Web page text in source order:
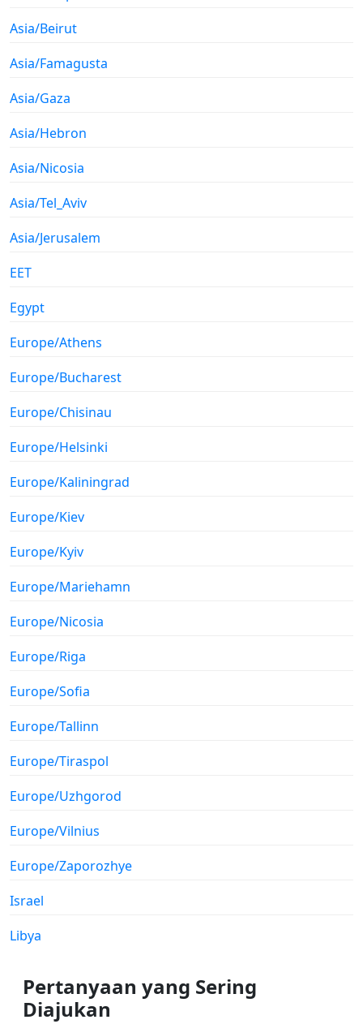
Asia/Beirut
Asia/Famagusta
Asia/Gaza
Asia/Hebron
Asia/Nicosia
Asia/Tel_Aviv
Asia/Jerusalem
EET
Egypt
Europe/Athens
Europe/Bucharest
Europe/Chisinau
Europe/Helsinki
Europe/Kaliningrad
Europe/Kiev
Europe/Kyiv
Europe/Mariehamn
Europe/Nicosia
Europe/Riga
Europe/Sofia
Europe/Tallinn
Europe/Tiraspol
Europe/Uzhgorod
Europe/Vilnius
Europe/Zaporozhye
Israel
Libya
Pertanyaan yang Sering
Diajukan